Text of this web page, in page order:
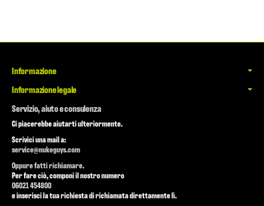
Informazione
Informazione legale
Servizio, aiuto e consulenza
Ci piacerebbe aiutarti ulteriormente.
Scrivici una mail a:
service@nukeguys.com
Oppure fatti richiamare.
Per fare ciò, componi il nostro numero
06021 454800
e inserisci la tua richiesta di richiamata direttamente lì.